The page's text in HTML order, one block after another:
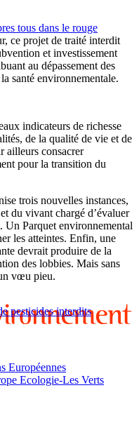
tous dans le rouge
ce projet de traité interdit
et investissement
au dépassement des
santé environnementale.
indicateurs de richesse
de la qualité de vie et de
ailleurs consacrer
pour la transition du
trois nouvelles instances,
du vivant chargé d’évaluer
Un Parquet environnemental
les atteintes. Enfin, une
devrait produire de la
des lobbies. Mais sans
vœu pieu.
pesticides interdits
Européennes
Ecologie-Les Verts